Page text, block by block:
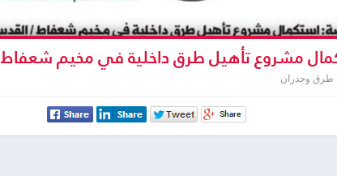
مشروع تأهيل طرق داخلية في مخيم شعفاط
طرق وجدران